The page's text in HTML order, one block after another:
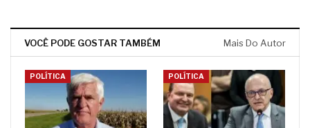
VOCÊ PODE GOSTAR TAMBÉM Mais Do Autor
POLÍTICA POLÍTICA